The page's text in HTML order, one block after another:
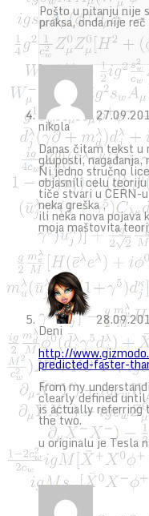
Pošto u pitanju nije
praksa, onda nije
nikola
Danas čitam tekst u
gluposti, nagađanja,
Ni jedno stručno
objasnili celu teoriju
tiče stvari u CERN-
neka greška ,
ili neka nova pojava
moja maštovita
Deni
http://
predicted-faster-
From my
clearly defined
is actually referring
the two.
u originalu je Tesla